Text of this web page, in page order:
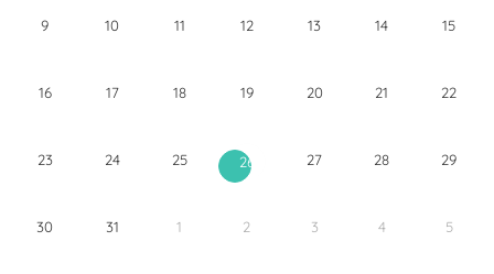
9 10 11 12 13 14 15
16 17 18 19 20 21 22
23 24 25 26 27 28 29
30 31 1 2 3 4 5